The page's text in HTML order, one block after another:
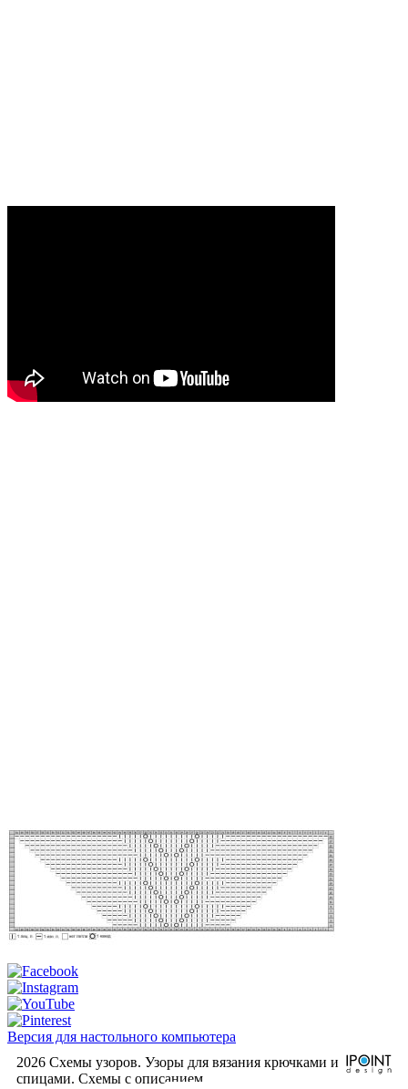
Версия для настольного компьютера
2026 Схемы узоров. Узоры для вязания крючками и
спицами. Cхемы с описанием.